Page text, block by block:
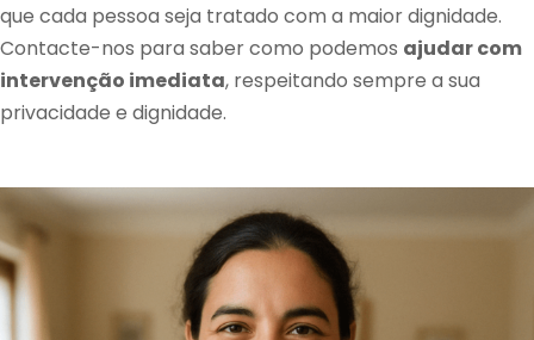
que cada pessoa seja tratado com a maior dignidade.
Contacte-nos para saber como podemos ajudar com
intervenção imediata, respeitando sempre a sua
privacidade e dignidade.